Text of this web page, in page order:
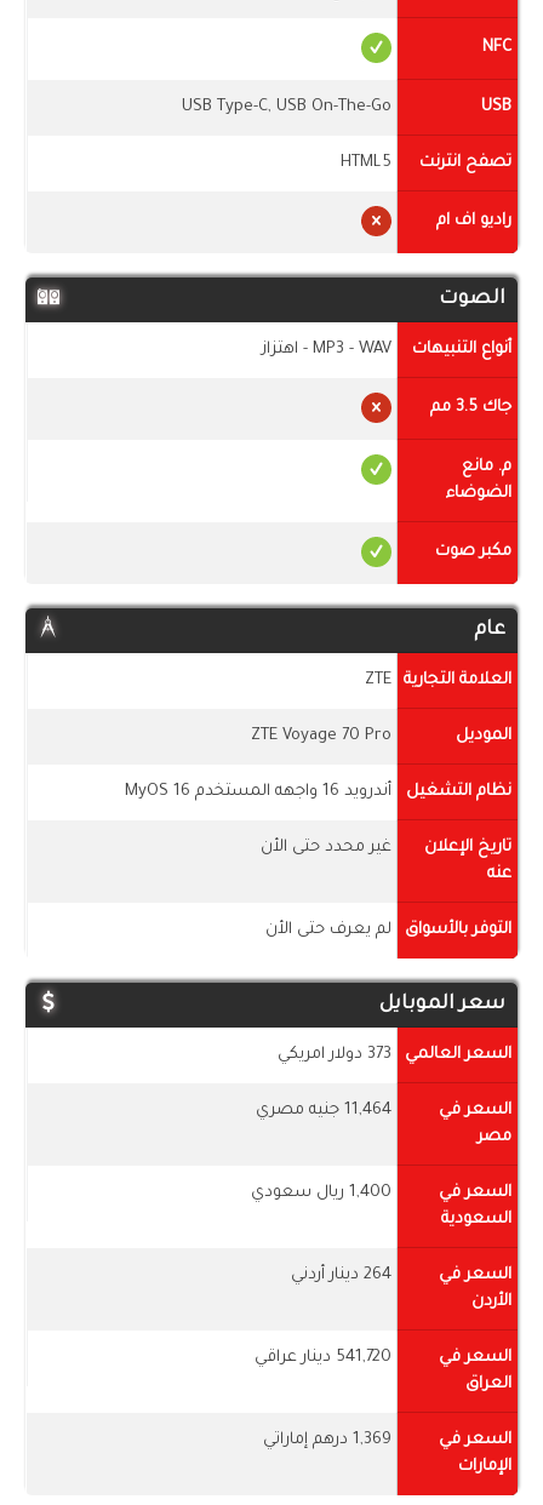
NFC
USB
USB Type-C, USB On-The-Go
تصفح انترنت HTML5
راديو اف ام
الصوت
أنواع التنبيهات MP3 - WAV - اهتزاز
جاك 3.5 مم
م. مانع
الضوضاء
مكبر صوت
عام
العلامة التجارية ZTE
الموديل ZTE Voyage 70 Pro
نظام التشغيل أندرويد 16 واجهه المستخدم MyOS 16
تاريخ الإعلان
عنه
غير محدد حتى الأن
التوفر بالأسواق لم يعرف حتى الأن
سعر الموبايل
السعر العالمي 373 دولار امريكي
السعر في
مصر
11,464 جنيه مصري
السعر في
السعودية
1,400 ريال سعودي
السعر في
الأردن
264 دينار أردني
السعر في
العراق
541,720 دينار عراقي
السعر في
الإمارات
1,369 درهم إماراتي